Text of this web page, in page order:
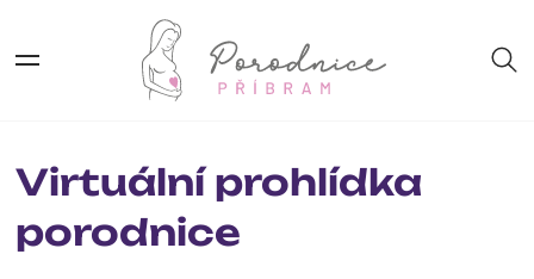
Virtuální prohlídka
porodnice